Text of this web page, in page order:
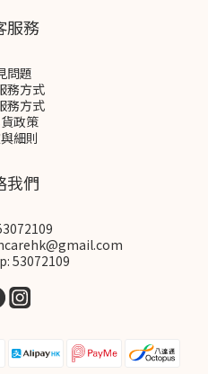
服務
問題
務方式
務方式
政策
細則
我們
53072109